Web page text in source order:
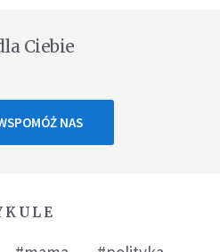
Ciebie
NAS